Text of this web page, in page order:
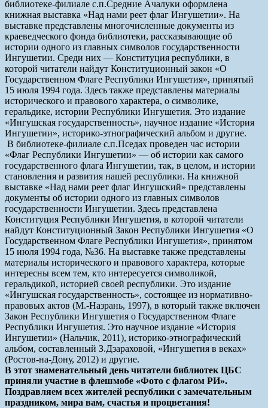
библиотеке-филиале с.п.Средние Ачалуки оформлена
книжная выставка «Над нами реет флаг Ингушетии». На
выставке представлены многочисленные документы из
краеведческого фонда библиотеки, рассказывающие об
истории одного из главных символов государственности
Ингушетии. Среди них — Конституция республики, в
которой читатели найдут Конституционный закон «О
Государственном Флаге Республики Ингушетия», принятый
15 июля 1994 года. Здесь также представлены материалы
исторического и правового характера, о символике,
геральдике, истории Республики Ингушетия. Это издание
«Ингушская государственность», научное издание «История
Ингушетии», историко-этнографический альбом и другие.
В библиотеке-филиале с.п.Пседах проведен час истории
«Флаг Республики Ингушетии» — об истории как самого
государственного флага Ингушетии, так, в целом, и истории
становления и развития нашей республики. На книжной
выставке «Над нами реет флаг Ингушский» представлены
документы об истории одного из главных символов
государственности Ингушетии. Здесь представлена
Конституция Республики Ингушетия, в которой читатели
найдут Конституционный Закон Республики Ингушетия «О
Государственном Флаге Республики Ингушетия», принятом
15 июля 1994 года, №36. На выставке также представлены
материалы исторического и правового характера, которые
интересны всем тем, кто интересуется символикой,
геральдикой, историей своей республики. Это издание
«Ингушская государственность», состоящее из нормативно-
правовых актов (М.-Назрань, 1997), в который также включен
Закон Республики Ингушетия о Государственном Флаге
Республики Ингушетия. Это научное издание «История
Ингушетии» (Нальчик, 2011), историко-этнографический
альбом, составленный З.Дзараховой, «Ингушетия в веках»
(Ростов-на-Дону, 2012) и другие.
В этот знаменательный день читатели библиотек ЦБС
приняли участие в флешмобе «Фото с флагом РИ».
Поздравляем всех жителей республики с замечательным
праздником, мира вам, счастья и процветания!